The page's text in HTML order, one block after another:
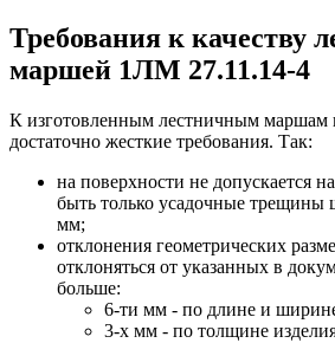
Требования к качеству
маршей 1ЛМ 27.11.14-4
К изготовленным лестничным маршам
достаточно жесткие требования. Так:
на поверхности не допускается
быть только усадочные
мм;
отклонения геометрических
отклоняться от указанных в
больше:
6-ти мм - по длине и
3-х мм - по толщине